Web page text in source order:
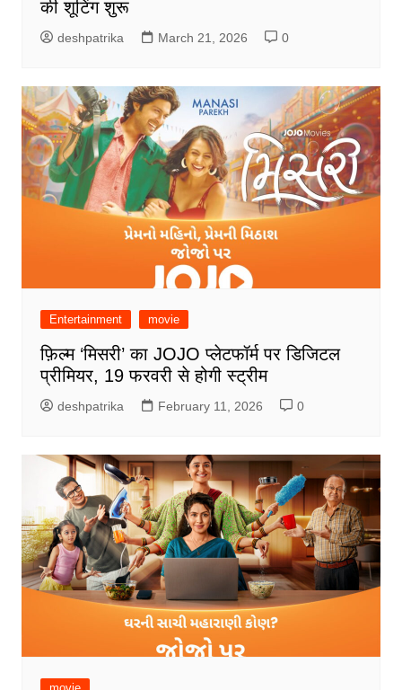
की शूटिंग शुरू
deshpatrika March 21, 2026 0
Entertainment movie
फ़िल्म ‘मिसरी’ का JOJO प्लेटफॉर्म पर डिजिटल
प्रीमियर, 19 फरवरी से होगी स्ट्रीम
deshpatrika February 11, 2026 0